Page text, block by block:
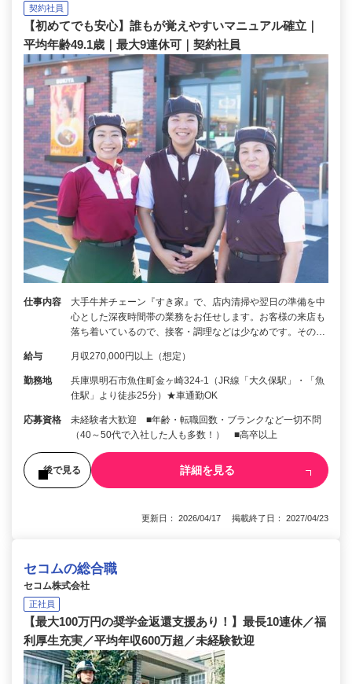
契約社員
【初めてでも安心】誰もが覚えやすいマニュアル確立｜
平均年齢49.1歳｜最大9連休可｜契約社員
仕事内容
大手牛丼チェーン『すき家』で、店内清掃や翌日の準備を中
心とした深夜時間帯の業務をお任せします。お客様の来店も
落ち着いているので、接客・調理などは少なめです。その…
給与 月収270,000円以上（想定）
勤務地
兵庫県明石市魚住町金ヶ崎324-1（JR線「大久保駅」・「魚
住駅」より徒歩25分）★車通勤OK
応募資格
未経験者大歓迎 ■年齢・転職回数・ブランクなど一切不問
（40～50代で入社した人も多数！） ■高卒以上
後で見る 詳細を見る
更新日： 2026/04/17 掲載終了日： 2027/04/23
セコムの総合職
セコム株式会社
正社員
【最大100万円の奨学金返還支援あり！】最長10連休／福
利厚生充実／平均年収600万超／未経験歓迎